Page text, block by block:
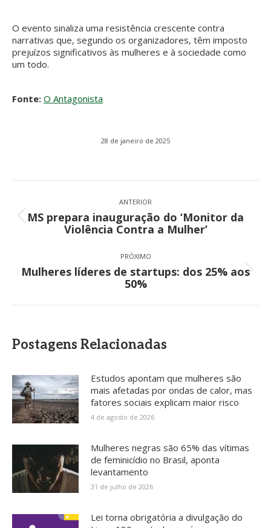
O evento sinaliza uma resistência crescente contra
narrativas que, segundo os organizadores, têm imposto
prejuízos significativos às mulheres e à sociedade como
um todo.
Fonte: O Antagonista
28 de janeiro de 2025
de
post:
ANTERIOR
Post
anterior:
MS prepara inauguração do ‘Monitor da
Violência Contra a Mulher’
PRÓXIMO
Próximo
post:
Mulheres líderes de startups: dos 25% aos
50%
Postagens Relacionadas
Estudos apontam que mulheres são
mais afetadas por ondas de calor, mas
fatores sociais explicam maior risco
4 de agosto de 2026
Mulheres negras são 65% das vítimas
de feminicídio no Brasil, aponta
levantamento
31 de julho de 2026
Lei torna obrigatória a divulgação do